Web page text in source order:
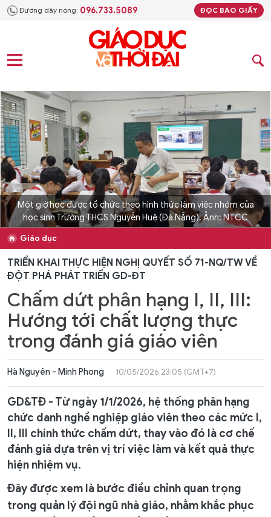
Đường dây nóng: 096.733.5089 ĐỌC BÁO GIẤY
Một giờ học được tổ chức theo hình thức làm việc nhóm của
học sinh Trường THCS Nguyễn Huệ (Đà Nẵng). Ảnh: NTCC
Giáo dục
TRIỂN KHAI THỰC HIỆN NGHỊ QUYẾT SỐ 71-NQ/TW VỀ
ĐỘT PHÁ PHÁT TRIỂN GD-ĐT
Chấm dứt phân hạng I, II, III:
Hướng tới chất lượng thực
trong đánh giá giáo viên
Hà Nguyên - Minh Phong 10/05/2026 23:05 (GMT+7)
GD&TĐ - Từ ngày 1/1/2026, hệ thống phân hạng
chức danh nghề nghiệp giáo viên theo các mức I,
II, III chính thức chấm dứt, thay vào đó là cơ chế
đánh giá dựa trên vị trí việc làm và kết quả thực
hiện nhiệm vụ.
Đây được xem là bước điều chỉnh quan trọng
trong quản lý đội ngũ nhà giáo, nhằm khắc phục